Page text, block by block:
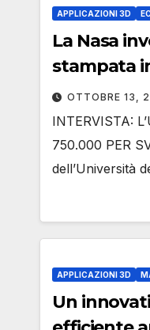
APPLICAZIONI 3D
La Nasa investe
stampata
OTTOBRE 13,
INTERVISTA:
750.000 PER
dell’Università
APPLICAZIONI 3D
Un